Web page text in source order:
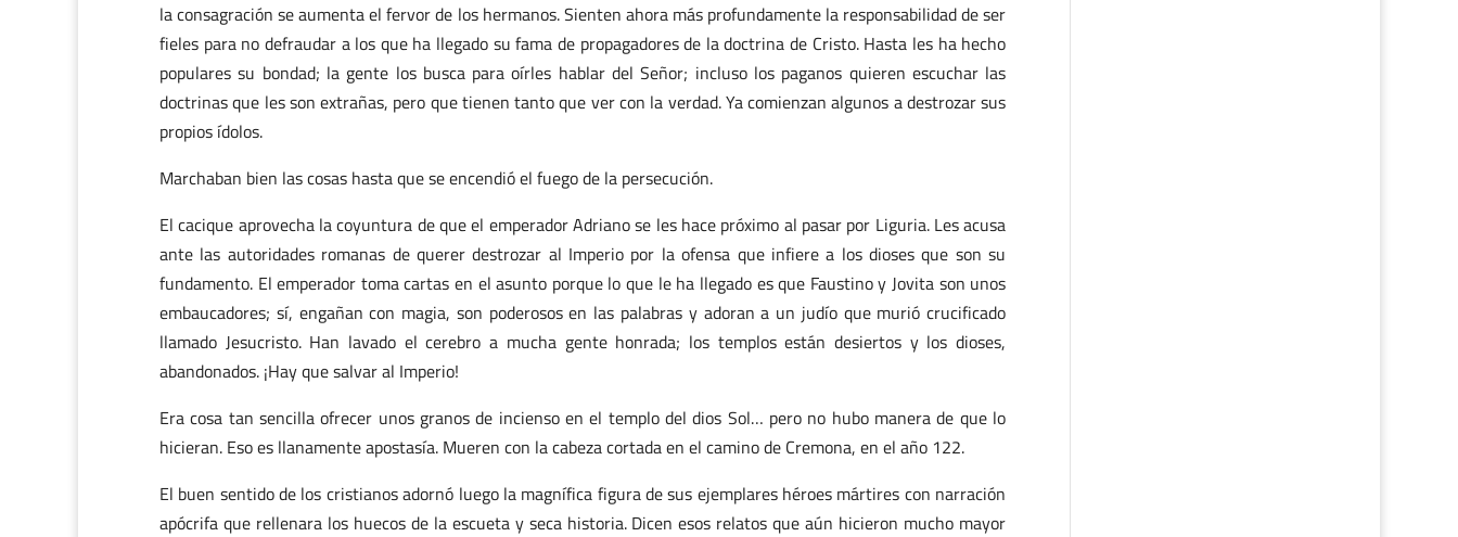
la consagración se aumenta el fervor de los hermanos. Sienten ahora más profundamente la responsabilidad de ser
fieles para no defraudar a los que ha llegado su fama de propagadores de la doctrina de Cristo. Hasta les ha hecho
populares su bondad; la gente los busca para oírles hablar del Señor; incluso los paganos quieren escuchar las
doctrinas que les son extrañas, pero que tienen tanto que ver con la verdad. Ya comienzan algunos a destrozar sus
propios ídolos.
Marchaban bien las cosas hasta que se encendió el fuego de la persecución.
El cacique aprovecha la coyuntura de que el emperador Adriano se les hace próximo al pasar por Liguria. Les acusa
ante las autoridades romanas de querer destrozar al Imperio por la ofensa que infiere a los dioses que son su
fundamento. El emperador toma cartas en el asunto porque lo que le ha llegado es que Faustino y Jovita son unos
embaucadores; sí, engañan con magia, son poderosos en las palabras y adoran a un judío que murió crucificado
llamado Jesucristo. Han lavado el cerebro a mucha gente honrada; los templos están desiertos y los dioses,
abandonados. ¡Hay que salvar al Imperio!
Era cosa tan sencilla ofrecer unos granos de incienso en el templo del dios Sol… pero no hubo manera de que lo
hicieran. Eso es llanamente apostasía. Mueren con la cabeza cortada en el camino de Cremona, en el año 122.
El buen sentido de los cristianos adornó luego la magnífica figura de sus ejemplares héroes mártires con narración
apócrifa que rellenara los huecos de la escueta y seca historia. Dicen esos relatos que aún hicieron mucho mayor